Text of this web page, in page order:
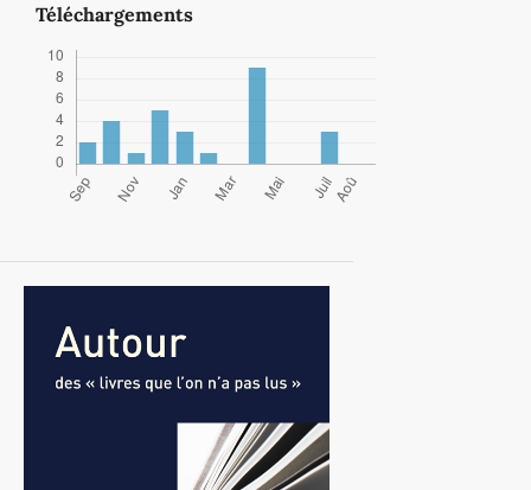
Téléchargements